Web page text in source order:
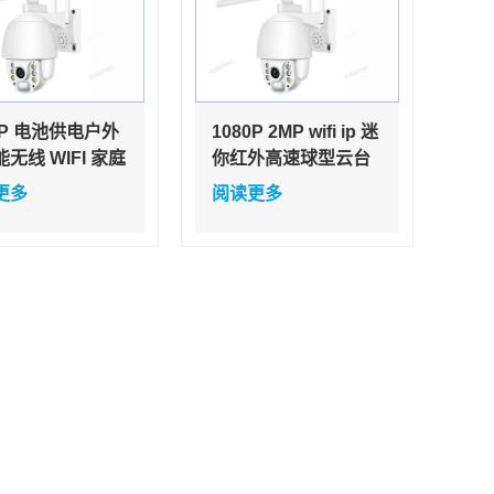
电池供电户外
无线 WIFI 家庭
路电视监控摄
多
1080P 2MP wifi ip 迷
你红外高速球型云台
户外摄像机 CCTV 安
阅读更多